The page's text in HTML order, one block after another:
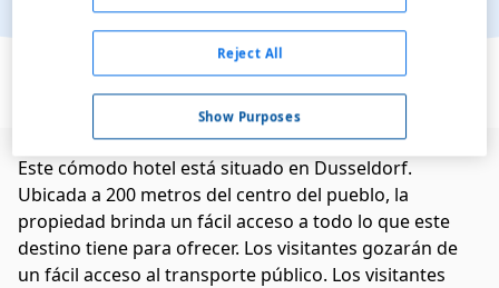
Ver en el mapa
Este cómodo hotel está situado en Dusseldorf.
Ubicada a 200 metros del centro del pueblo, la
propiedad brinda un fácil acceso a todo lo que este
destino tiene para ofrecer. Los visitantes gozarán de
un fácil acceso al transporte público. Los visitantes
Show Purposes
Reject All